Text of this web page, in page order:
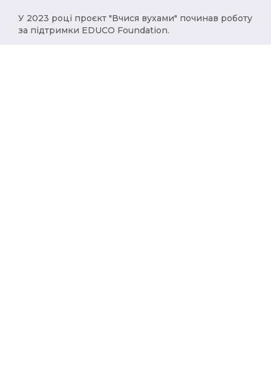
У 2023 році проєкт "Вчися вухами" починав роботу
за підтримки EDUCO Foundation.